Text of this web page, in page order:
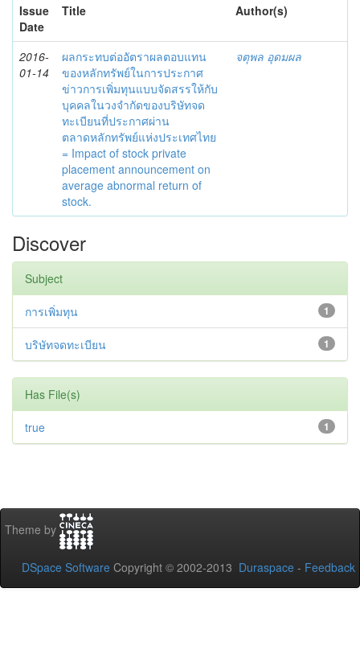
Issue
Date
Title Author(s)
2016-
01-14
ผลกระทบต่ออัตราผลตอบแทน
ของหลักทรัพย์ในการประกาศ
ข่าวการเพิ่มทุนแบบจัดสรรให้กับ
บุคคลในวงจำกัดของบริษัทจด
ทะเบียนที่ประกาศผ่าน
ตลาดหลักทรัพย์แห่งประเทศไทย
= Impact of stock private
placement announcement on
average abnormal return of
stock.
จตุพล อุดมผล
Discover
Subject
1
การเพิ่มทุน
1
บริษัทจดทะเบียน
Has File(s)
1
true
Theme by
DSpace Software Copyright © 2002-2013 Duraspace - Feedback